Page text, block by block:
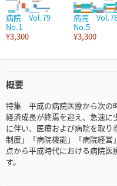
病院 Vol.79
No.1
¥3,300
病院
No.5
¥3,300
概要
特集 平成の病院医療から次の
経済成長が終焉を迎え、急速に
に伴い、医療および病院を取
制度」「病院機能」「病院経営
点から平成時代における病院
す。